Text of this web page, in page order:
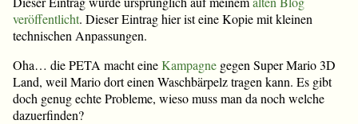
veröffentlicht. Dieser Eintrag hier ist eine Kopie mit kleinen
technischen Anpassungen.
Oha… die PETA macht eineKampagne gegen Super Mario 3D
Land, weil Mario dort einen Waschbärpelz tragen kann. Es gibt
doch genug echte Probleme, wieso muss man da noch welche
dazuerfinden?